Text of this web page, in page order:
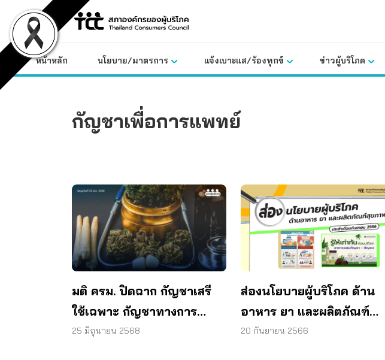
content
หน้าหลัก นโยบาย/มาตรการ แจ้งเบาะแส/ร้องทุกข์ ข่าวผู้บริโภค
กัญชาเพื่อการแพทย์
มติ ครม. ปิดฉาก กัญชาเสรี
ใช้เฉพาะ กัญชาทางการ
แพทย์ เท่านั้น
25 มิถุนายน 2568
ส่องนโยบายผู้บริโภค ด้าน
อาหาร ยา และผลิตภัณฑ์
สุขภาพ ประจำเดือนกันยายน
20 กันยายน 2566